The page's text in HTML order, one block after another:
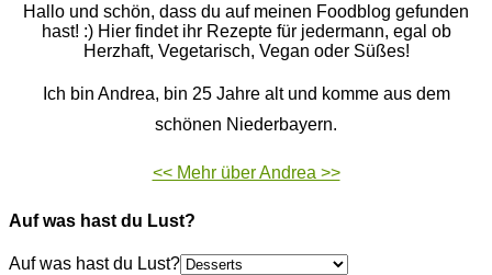
Hallo und schön, dass du auf meinen Foodblog gefunden
hast! :) Hier findet ihr Rezepte für jedermann, egal ob
Herzhaft, Vegetarisch, Vegan oder Süßes!
Ich bin Andrea, bin 25 Jahre alt und komme aus dem
schönen Niederbayern.
<< Mehr über Andrea >>
Auf was hast du Lust?
Auf was hast du Lust?